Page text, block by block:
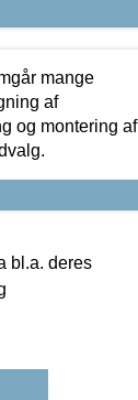
mange
af
og montering af
bl.a. deres